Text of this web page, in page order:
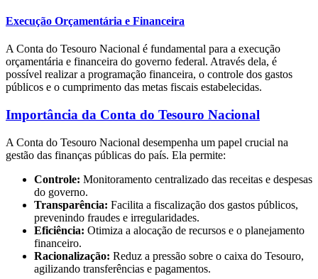
Execução Orçamentária e Financeira
A Conta do Tesouro Nacional é fundamental para a execução
orçamentária e financeira do governo federal. Através dela, é
possível realizar a programação financeira, o controle dos gastos
públicos e o cumprimento das metas fiscais estabelecidas.
Importância da Conta do Tesouro Nacional
A Conta do Tesouro Nacional desempenha um papel crucial na
gestão das finanças públicas do país. Ela permite:
Controle: Monitoramento centralizado das receitas e despesas
do governo.
Transparência: Facilita a fiscalização dos gastos públicos,
prevenindo fraudes e irregularidades.
Eficiência: Otimiza a alocação de recursos e o planejamento
financeiro.
Racionalização: Reduz a pressão sobre o caixa do Tesouro,
agilizando transferências e pagamentos.